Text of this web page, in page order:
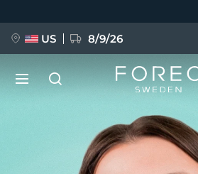
US 8/9/26
BREAKING NEWS